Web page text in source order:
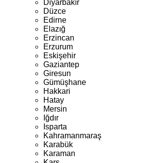
Diyarbakır
Düzce
Edirne
Elazığ
Erzincan
Erzurum
Eskişehir
Gaziantep
Giresun
Gümüşhane
Hakkari
Hatay
Mersin
Iğdır
Isparta
Kahramanmaraş
Karabük
Karaman